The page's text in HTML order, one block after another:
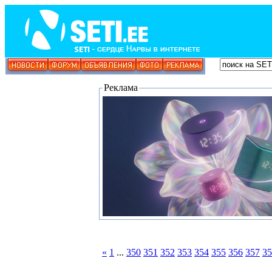
Реклама
« 1 ... 350 351 352 353 354 355 356 357